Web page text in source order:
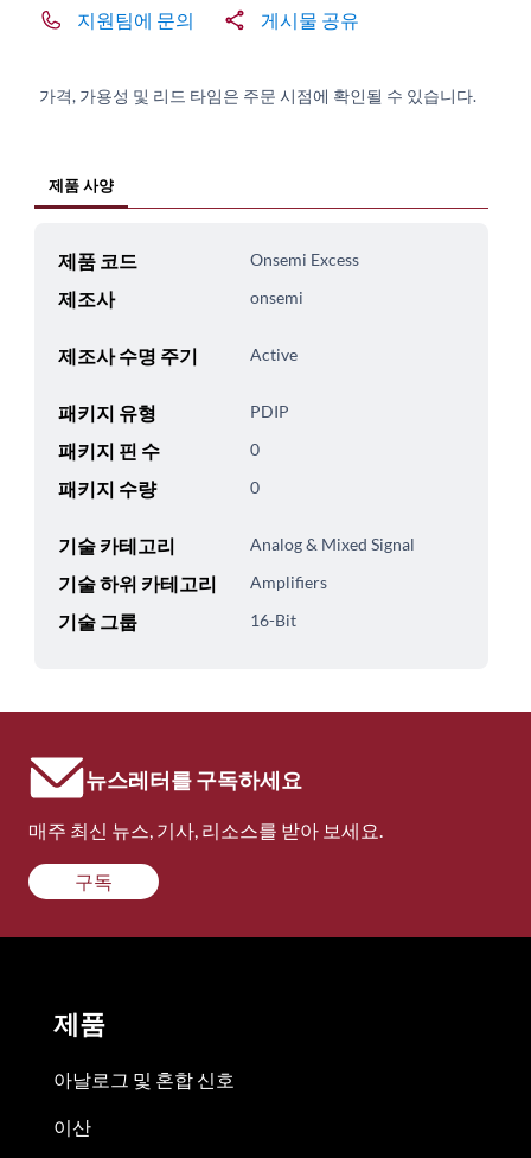
지원팀에 문의 게시물 공유
가격, 가용성 및 리드 타임은 주문 시점에 확인될 수 있습니다.
제품 사양
제품 코드 Onsemi Excess
제조사 onsemi
제조사 수명 주기 Active
패키지 유형 PDIP
패키지 핀 수 0
패키지 수량 0
기술 카테고리 Analog & Mixed Signal
기술 하위 카테고리 Amplifiers
기술 그룹 16-Bit
뉴스레터를 구독하세요
매주 최신 뉴스, 기사, 리소스를 받아 보세요.
구독
제품
아날로그 및 혼합 신호
이산